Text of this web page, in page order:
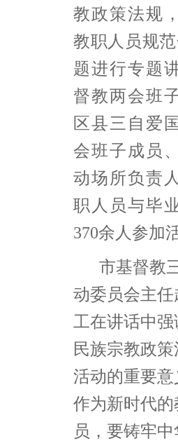
教政策法规
教职人员规
题进行专题
督教两会班
区县三自爱
会班子成员
动场所负责
职人员与毕
370余人参加
市基督教
动委员会主任
工在讲话中
民族宗教政策
活动的重要意
作为新时代的
员，要铸牢